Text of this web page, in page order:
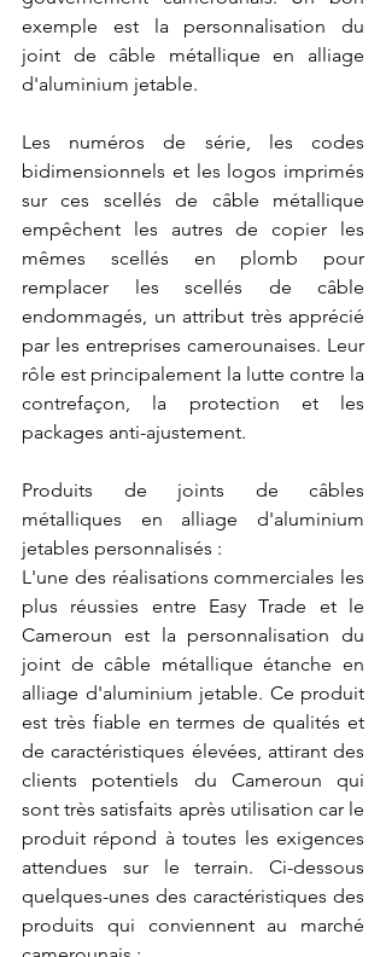
exemple est la personnalisation du
joint de câble métallique en alliage
d'aluminium jetable.
Les numéros de série, les codes
bidimensionnels et les logos imprimés
sur ces scellés de câble métallique
empêchent les autres de copier les
mêmes scellés en plomb pour
remplacer les scellés de câble
endommagés, un attribut très apprécié
par les entreprises camerounaises. Leur
rôle est principalement la lutte contre la
contrefaçon, la protection et les
packages anti-ajustement.
Produits de joints de câbles
métalliques en alliage d'aluminium
jetables personnalisés :
L'une des réalisations commerciales les
plus réussies entre Easy Trade et le
Cameroun est la personnalisation du
joint de câble métallique étanche en
alliage d'aluminium jetable. Ce produit
est très fiable en termes de qualités et
de caractéristiques élevées, attirant des
clients potentiels du Cameroun qui
sont très satisfaits après utilisation car le
produit répond à toutes les exigences
attendues sur le terrain. Ci-dessous
quelques-unes des caractéristiques des
produits qui conviennent au marché